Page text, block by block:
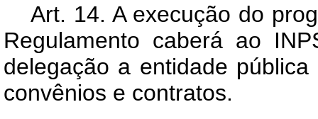
Art. 14. A execução do
Regulamento caberá ao
delegação a entidade
convênios e contratos.